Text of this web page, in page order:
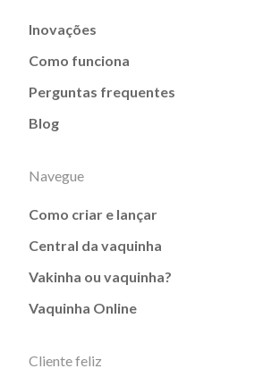
Inovações
Como funciona
Perguntas frequentes
Blog
Navegue
Como criar e lançar
Central da vaquinha
Vakinha ou vaquinha?
Vaquinha Online
Cliente feliz